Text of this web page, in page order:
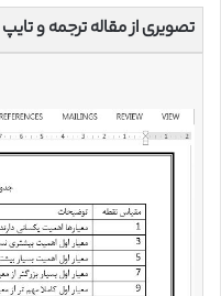
تصویری از مقاله ترجمه و